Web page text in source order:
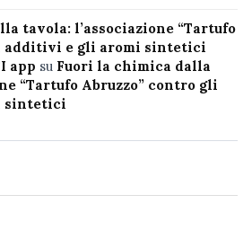
tavola: l’associazione “Tartufo
additivi e gli aromi sintetici
app su Fuori la chimica dalla
“Tartufo Abruzzo” contro gli
sintetici